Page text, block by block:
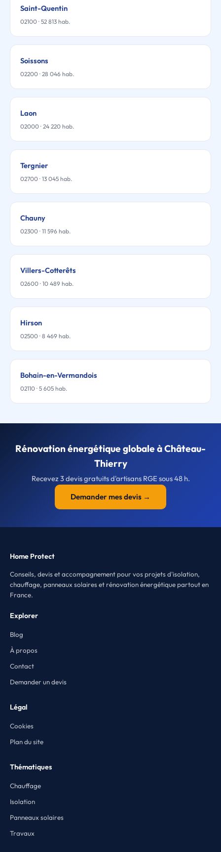
Saint-Quentin
02100 · 52 813 hab.
Soissons
02200 · 28 046 hab.
Laon
02000 · 24 220 hab.
Tergnier
02700 · 13 045 hab.
Chauny
02300 · 11 596 hab.
Villers-Cotterêts
02600 · 10 489 hab.
Hirson
02500 · 8 469 hab.
Bohain-en-Vermandois
02110 · 5 605 hab.
Rénovation énergétique globale à Château-
Thierry
Recevez 3 devis gratuits d'artisans RGE sous 48 h.
Demander mes devis →
Home Protect
Conseils, devis et accompagnement pour vos projets d'isolation,
chauffage, panneaux solaires et rénovation énergétique partout en
France.
Explorer
Blog
À propos
Contact
Demander un devis
Légal
Cookies
Plan du site
Thématiques
Chauffage
Isolation
Panneaux solaires
Travaux